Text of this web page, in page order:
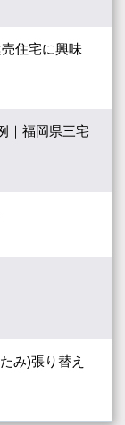
住宅に興味
｜福岡県三宅
み)張り替え